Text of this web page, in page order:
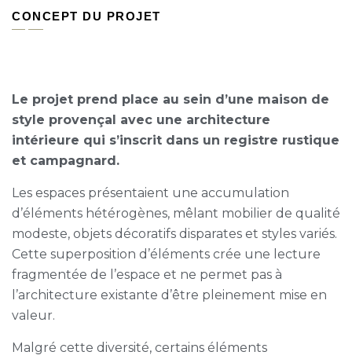
CONCEPT DU PROJET
Le projet prend place au sein d’une maison de
style provençal avec une architecture
intérieure qui s’inscrit dans un registre rustique
et campagnard.
Les espaces présentaient une accumulation
d’éléments hétérogènes, mêlant mobilier de qualité
modeste, objets décoratifs disparates et styles variés.
Cette superposition d’éléments crée une lecture
fragmentée de l’espace et ne permet pas à
l’architecture existante d’être pleinement mise en
valeur.
Malgré cette diversité, certains éléments